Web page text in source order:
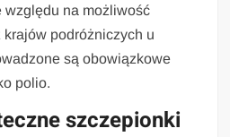
względu na możliwość
podróżniczych u
są obowiązkowe
polio.
szczepionki